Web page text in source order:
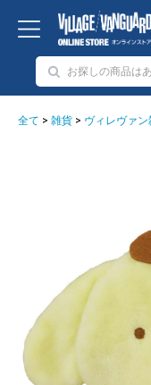
全て > 雑貨 > ヴィレヴァン